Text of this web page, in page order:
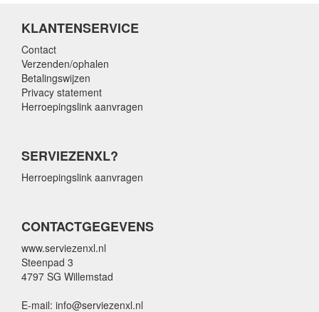
KLANTENSERVICE
Contact
Verzenden/ophalen
Betalingswijzen
Privacy statement
Herroepingslink aanvragen
SERVIEZENXL?
Herroepingslink aanvragen
CONTACTGEGEVENS
www.serviezenxl.nl
Steenpad 3
4797 SG Willemstad
E-mail: info@serviezenxl.nl